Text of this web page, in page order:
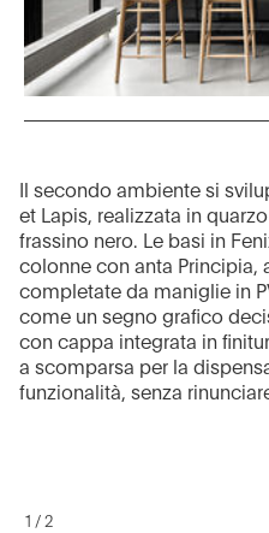
Il secondo ambiente si
et Lapis, realizzata in
frassino nero. Le basi in
colonne con anta Principia,
completate da maniglie in
come un segno grafico
con cappa integrata in
a scomparsa per la
funzionalità, senza
1 / 2